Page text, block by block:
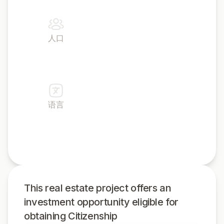
人口
语言
This real estate project offers an
investment opportunity eligible for
obtaining Citizenship